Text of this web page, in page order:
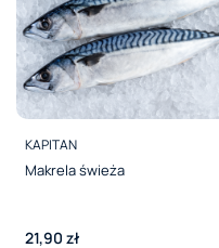
PRODUCENT
KAPITAN
Makrela świeża
Cena
21,90 zł